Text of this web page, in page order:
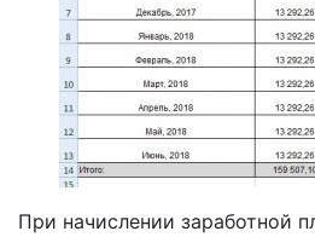
При начислении заработной